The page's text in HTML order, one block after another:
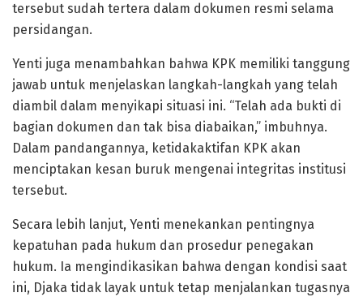
tersebut sudah tertera dalam dokumen resmi selama
persidangan.
Yenti juga menambahkan bahwa KPK memiliki tanggung
jawab untuk menjelaskan langkah-langkah yang telah
diambil dalam menyikapi situasi ini. “Telah ada bukti di
bagian dokumen dan tak bisa diabaikan,” imbuhnya.
Dalam pandangannya, ketidakaktifan KPK akan
menciptakan kesan buruk mengenai integritas institusi
tersebut.
Secara lebih lanjut, Yenti menekankan pentingnya
kepatuhan pada hukum dan prosedur penegakan
hukum. Ia mengindikasikan bahwa dengan kondisi saat
ini, Djaka tidak layak untuk tetap menjalankan tugasnya